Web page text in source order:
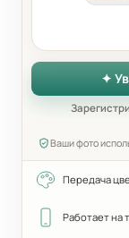
✦
Ваши фото
Передача
Работает на